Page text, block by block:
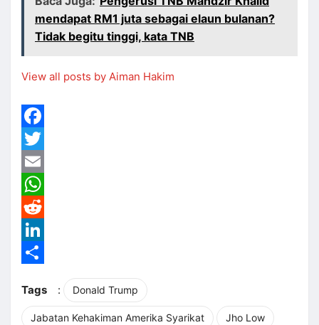
mendapat RM1 juta sebagai elaun bulanan?
Tidak begitu tinggi, kata TNB
View all posts by Aiman Hakim
Facebook
Twitter
Email
WhatsApp
Reddit
LinkedIn
Tags
: Donald Trump
Jabatan Kehakiman Amerika Syarikat Jho Low